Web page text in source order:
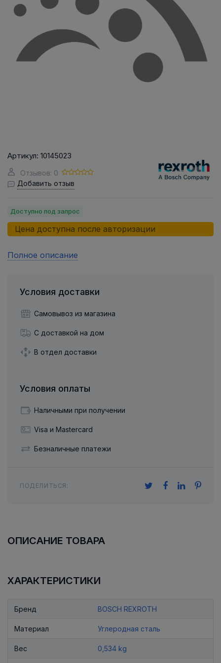
Артикул: 10145023
Отзывов: 0
Добавить отзыв
Доступно под запрос
Цена доступна после авторизации
Полное описание
Условия доставки
Самовывоз из магазина
С доставкой на дом
В отдел доставки
Условия оплаты
Наличными при получении
Visa и Mastercard
Безналичные платежи
ПОДЕЛИТЬСЯ:
ОПИСАНИЕ ТОВАРА
ХАРАКТЕРИСТИКИ
Бренд BOSCH REXROTH
Материал Углеродная сталь
Вес 0,534 kg